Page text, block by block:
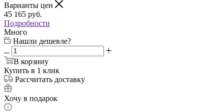
Варианты цен
45 165 руб.
Подробности
Много
Нашли дешевле?
В корзину
Купить в 1 клик
Рассчитать доставку
Хочу в подарок